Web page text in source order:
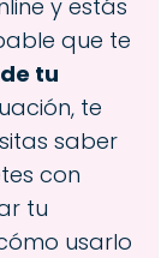
y estás
que te
tu
te
saber
con
tu
usarlo